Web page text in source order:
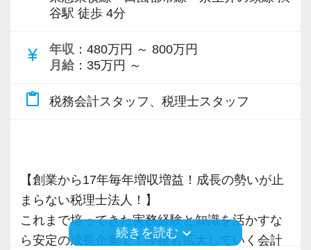
で、税務調査にも精通しています。
税理士という仕事は不況に強い仕事で、融資対
お手伝いできる業務は数多く存在しています。
また、職場環境の改善に積極的に取り組む企業
に対して認証される「社労士診断認証制度」を
取得しました。
谷駅 徒歩 4分
currency_yen 年収 ：480万円 ～ 800万円
月給 ：35万円 ～
content_paste 税務会計スタッフ、税理士スタッフ
【創業から17年毎年増収増益！成長の勢いが止
まらない税理士法人！】
これまで培ってきた実務経験と知識を活かすな
ら安定の成長企業で！今後も拡大していく会計
続きを読む keyboard_arrow_down